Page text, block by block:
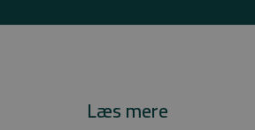
Læs mere